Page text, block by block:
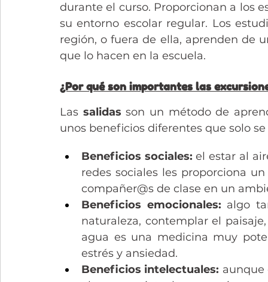
durante el curso. Proporcionan a los
su entorno escolar regular. Los
región, o fuera de ella, aprenden de
que lo hacen en la escuela.
¿Por qué son importantes las
Las salidas son un método de
unos beneficios diferentes que solo
Beneficios sociales: el estar al
redes sociales les proporciona
compañer@s de clase en un
Beneficios emocionales: algo
naturaleza, contemplar el
agua es una medicina muy
estrés y ansiedad.
Beneficios intelectuales: aunque